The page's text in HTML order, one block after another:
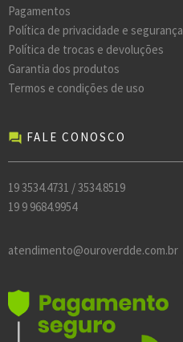
Pagamentos
Política de privacidade e segurança
Política de trocas e devoluções
Garantia dos produtos
Termos e condições de uso
forum FALE CONOSCO
19 3534.4731 / 3534.8519
19 9 9684.9954
atendimento@ouroverdde.com.br